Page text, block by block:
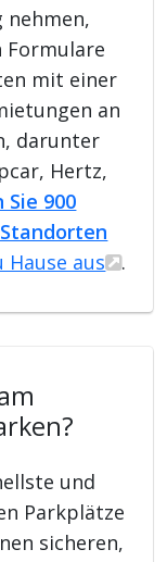
Formulare
mit einer
an
darunter
Hertz,
Sie 900
Hause aus
.
und
Parkplätze
sicheren,